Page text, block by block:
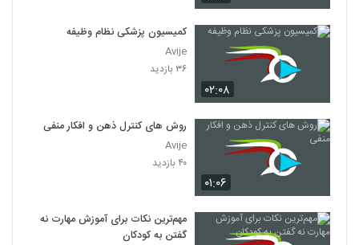
۰۲:۰۸
کمیسیون پزشکی نظام وظیفه
Avije
۳۶ بازدید
۰۱:۰۶
روش های کنترل ذهن و افکار منفی
Avije
۴۰ بازدید
مهم‌ترین نکات برای آموزش مهارت نه
گفتن به کودکان